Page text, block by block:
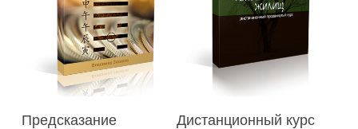
Предсказание
В Корзину
Дистанционный курс